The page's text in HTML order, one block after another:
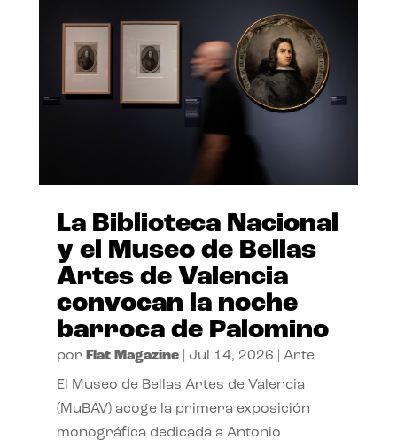
La Biblioteca Nacional
y el Museo de Bellas
Artes de Valencia
convocan la noche
barroca de Palomino
por Flat Magazine| Jul 14, 2026 Arte
El Museo de Bellas Artes de Valencia
(MuBAV) acoge la primera exposición
monográfica dedicada a Antonio